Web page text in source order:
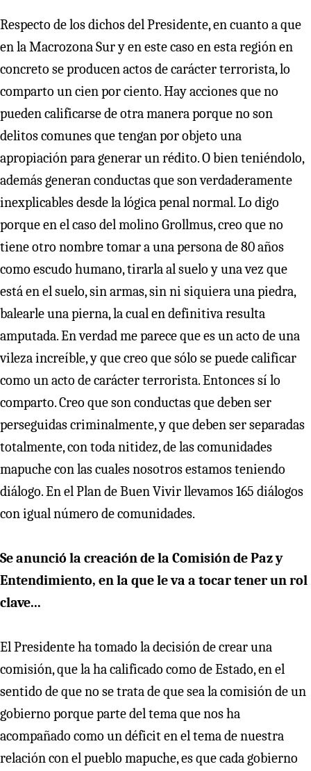
Respecto de los dichos del Presidente, en cuanto a que
en la Macrozona Sur y en este caso en esta región en
concreto se producen actos de carácter terrorista, lo
comparto un cien por ciento. Hay acciones que no
pueden calificarse de otra manera porque no son
delitos comunes que tengan por objeto una
apropiación para generar un rédito. O bien teniéndolo,
además generan conductas que son verdaderamente
inexplicables desde la lógica penal normal. Lo digo
porque en el caso del molino Grollmus, creo que no
tiene otro nombre tomar a una persona de 80 años
como escudo humano, tirarla al suelo y una vez que
está en el suelo, sin armas, sin ni siquiera una piedra,
balearle una pierna, la cual en definitiva resulta
amputada. En verdad me parece que es un acto de una
vileza increíble, y que creo que sólo se puede calificar
como un acto de carácter terrorista. Entonces sí lo
comparto. Creo que son conductas que deben ser
perseguidas criminalmente, y que deben ser separadas
totalmente, con toda nitidez, de las comunidades
mapuche con las cuales nosotros estamos teniendo
diálogo. En el Plan de Buen Vivir llevamos 165 diálogos
con igual número de comunidades.
Se anunció la creación de la Comisión de Paz y
Entendimiento, en la que le va a tocar tener un rol
clave...
El Presidente ha tomado la decisión de crear una
comisión, que la ha calificado como de Estado, en el
sentido de que no se trata de que sea la comisión de un
gobierno porque parte del tema que nos ha
acompañado como un déficit en el tema de nuestra
relación con el pueblo mapuche, es que cada gobierno